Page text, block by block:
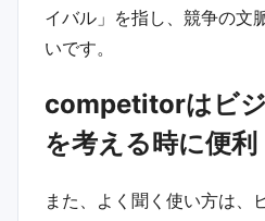
イバル」を指し、競争の文
いです。
competitorはビ
を考える時に便利
また、よく聞く使い方は、